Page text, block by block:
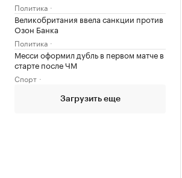
Политика
Великобритания ввела санкции против
Озон Банка
Политика
Месси оформил дубль в первом матче в
старте после ЧМ
Спорт
Загрузить еще